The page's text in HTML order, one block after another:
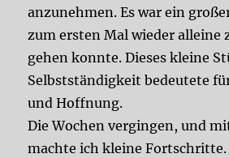
anzunehmen. Es war ein
zum ersten Mal wieder alleine
gehen konnte. Dieses kleine
Selbstständigkeit bedeutete
und Hoffnung.
Die Wochen vergingen, und
machte ich kleine